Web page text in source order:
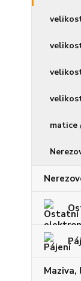
matice
Maziva,